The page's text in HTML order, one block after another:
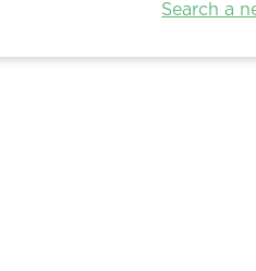
Search a